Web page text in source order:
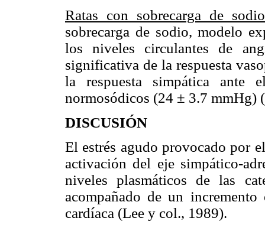
Ratas con sobrecarga de
sobrecarga de sodio, modelo
los niveles circulantes de
significativa de la respuesta
la respuesta simpática ante
normosódicos (24 ± 3.7 mmHg)
DISCUSIÓN
El estrés agudo provocado por
activación del eje simpático-
niveles plasmáticos de las
acompañado de un
cardíaca (Lee y col., 1989).